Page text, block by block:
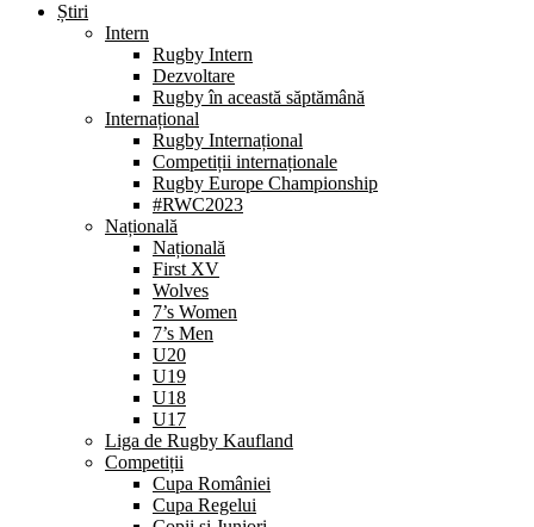
Știri
Intern
Rugby Intern
Dezvoltare
Rugby în această săptămână
Internațional
Rugby Internațional
Competiții internaționale
Rugby Europe Championship
#RWC2023
Națională
Națională
First XV
Wolves
7’s Women
7’s Men
U20
U19
U18
U17
Liga de Rugby Kaufland
Competiții
Cupa României
Cupa Regelui